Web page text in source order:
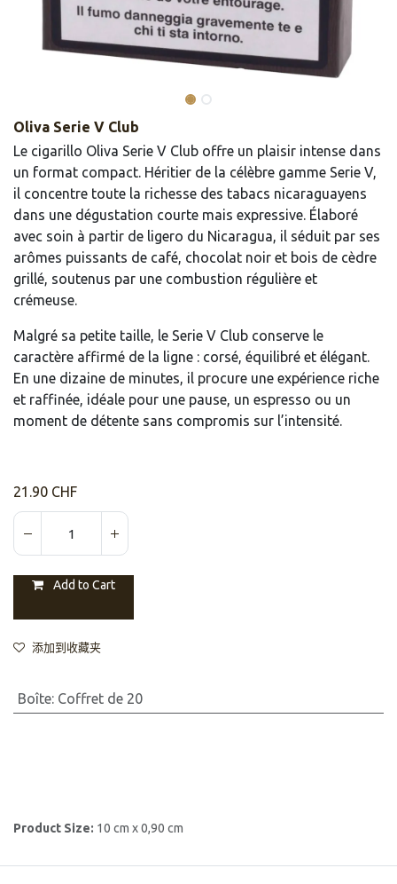
Oliva Serie V Club
Le cigarillo Oliva Serie V Club offre un plaisir intense dans
un format compact. Héritier de la célèbre gamme Serie V,
il concentre toute la richesse des tabacs nicaraguayens
dans une dégustation courte mais expressive. Élaboré
avec soin à partir de ligero du Nicaragua, il séduit par ses
arômes puissants de café, chocolat noir et bois de cèdre
grillé, soutenus par une combustion régulière et
crémeuse.
Malgré sa petite taille, le Serie V Club conserve le
caractère affirmé de la ligne : corsé, équilibré et élégant.
En une dizaine de minutes, il procure une expérience riche
et raffinée, idéale pour une pause, un espresso ou un
moment de détente sans compromis sur l’intensité.
21.90 CHF
Add to Cart
添加到收藏夹
Boîte: Coffret de 20
Product Size: 10 cm x 0,90 cm